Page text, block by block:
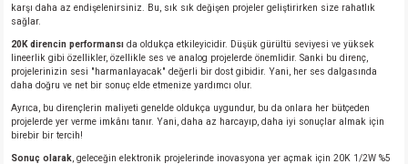
karşı daha az endişelenirsiniz. Bu, sık sık değişen projeler geliştirirken size rahatlık
sağlar.
20K direncin performansı da oldukça etkileyicidir. Düşük gürültü seviyesi ve yüksek
lineerlik gibi özellikler, özellikle ses ve analog projelerde önemlidir. Sanki bu direnç,
projelerinizin sesi "harmanlayacak" değerli bir dost gibidir. Yani, her ses dalgasında
daha doğru ve net bir sonuç elde etmenize yardımcı olur.
Ayrıca, bu dirençlerin maliyeti genelde oldukça uygundur, bu da onlara her bütçeden
projelerde yer verme imkânı tanır. Yani, daha az harcayıp, daha iyi sonuçlar almak için
birebir bir tercih!
Sonuç olarak , geleceğin elektronik projelerinde inovasyona yer açmak için 20K 1/2W %5